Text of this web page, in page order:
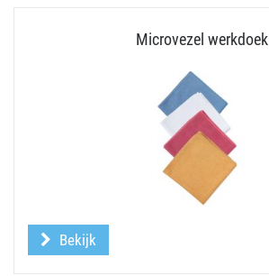
Microvezel werkdoek
Bekijk